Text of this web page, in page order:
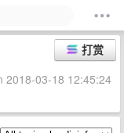
打赏
2018-03-18 12:45:24